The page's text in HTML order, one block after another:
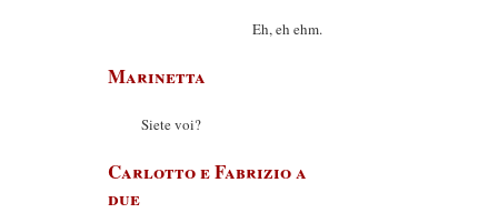
Eh, eh ehm.
Marinetta
Siete voi?
Carlotto e Fabrizio a
due